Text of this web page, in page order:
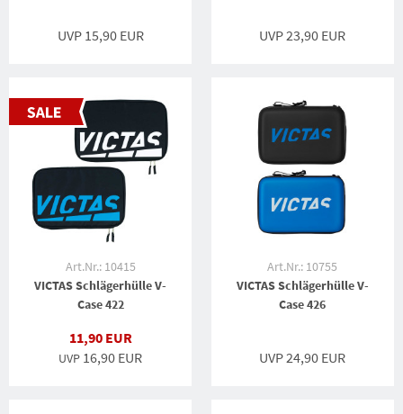
UVP 15,90 EUR UVP 23,90 EUR
Art.Nr.: 10415
VICTAS Schlägerhülle V-
Case 422
11,90 EUR
UVP 16,90 EUR
Art.Nr.: 10755
VICTAS Schlägerhülle V-
Case 426
UVP 24,90 EUR